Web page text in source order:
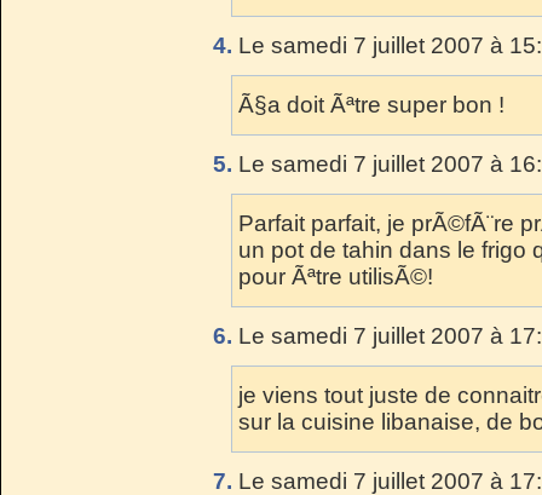
4. Le samedi 7 juillet 2007 à
Ã§a doit Ãªtre super bon !
5. Le samedi 7 juillet 2007 à
Parfait parfait, je prÃ©fÃ¨re
un pot de tahin dans le frigo
pour Ãªtre utilisÃ©!
6. Le samedi 7 juillet 2007 à
je viens tout juste de
sur la cuisine libanaise, de
7. Le samedi 7 juillet 2007 à